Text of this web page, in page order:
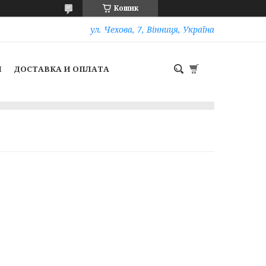
Кошик
ул. Чехова, 7, Вінниця, Україна
ДОСТАВКА И ОПЛАТА